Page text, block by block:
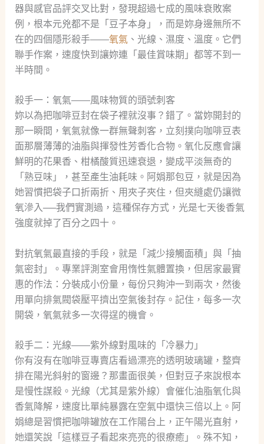
器與感官品評交叉比對，發現超過七成的風味衰敗案
例，根本元兇都不是「豆子本身」，而是妳身邊無所不
在的四個隱形殺手——氧氣、光線、濕度、溫度。它們
聯手作案，速度快到讓妳連「最佳賞味期」都等不到一
半時間。
殺手一：氧氣——風味物質的頭號刺客
妳以為把咖啡豆封在袋子裡就沒事？錯了。當妳開封的
那一瞬間，氧氣就像一群無聲刺客，立刻撲向咖啡豆表
面那層薄薄的油脂與揮發性芳香化合物。氧化反應會讓
鮮明的花果香、柑橘酸質迅速衰退，變成平淡無奇的
「熟豆味」，甚至產生油耗味。阿娟那包豆，就是因為
她習慣把袋子口折兩折、用夾子夾住，但夾縫處仍讓微
氧滲入──我們實測過，這種保存方式，光是七天後香氣
強度就掉了百分之四十。
對抗氧氣最直接的手段，就是「減少接觸面積」與「抽
氣密封」。專業評測室會用惰性氣體置換，但居家最實
惠的作法：分裝成小份量，每份只夠沖一到兩次，然後
用單向排氣閥袋壓平擠出空氣後封存。記住，每多一次
開袋，氧氣就多一次得逞的機會。
殺手二：光線——紫外線對風味的「冷暴力」
你有沒有在咖啡豆專賣店看過漂亮的透明玻璃罐，整齊
排在陽光斜射的窗邊？那畫面很美，但對豆子來說根本
是慢性謀殺。光線（尤其是紫外線）會催化油脂氧化與
香氣降解，速度比單純暴露在空氣中還快三倍以上。阿
娟總是習慣把咖啡罐放在工作陽台上，正午陽光直射，
她還笑說「這樣豆子看起來亮亮的很療癒」。殊不知，